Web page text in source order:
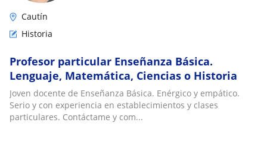
Cautín
Historia
Profesor particular Enseñanza Básica.
Lenguaje, Matemática, Ciencias o Historia
Joven docente de Enseñanza Básica. Enérgico y empático.
Serio y con experiencia en establecimientos y clases
particulares. Contáctame y com...